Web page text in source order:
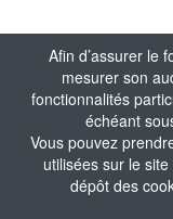
Afin d’assurer le
mesurer son
fonctionnalités
échéant
Vous pouvez
utilisées sur le
dépôt des